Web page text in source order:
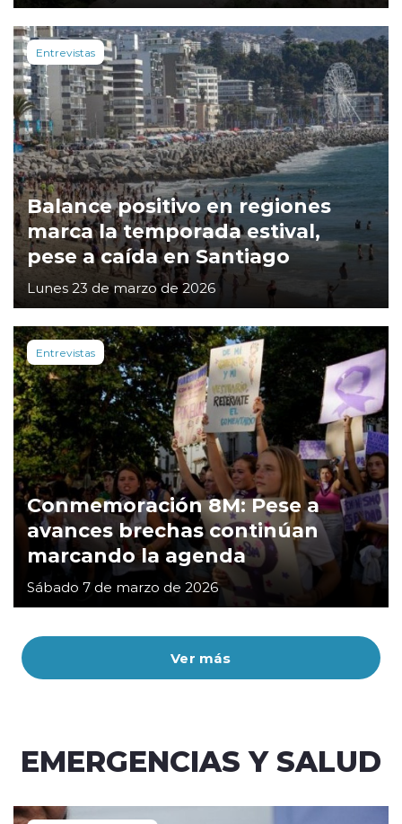
Ver más
Entrevistas
Balance positivo en regiones
marca la temporada estival,
pese a caída en Santiago
Lunes 23 de marzo de 2026
Entrevistas
Conmemoración 8M: Pese a
avances brechas continúan
marcando la agenda
Sábado 7 de marzo de 2026
EMERGENCIAS Y SALUD